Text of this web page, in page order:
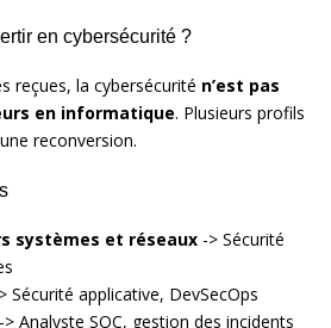
en cybersécurité ?
reçues, la cybersécurité n’est pas
en informatique. Plusieurs profils
reconversion.
systèmes et réseaux -> Sécurité
Sécurité applicative, DevSecOps
-> Analyste SOC, gestion des incidents